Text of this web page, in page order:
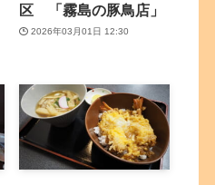
区 「霧島の豚鳥店」
2026年03月01日 12:30